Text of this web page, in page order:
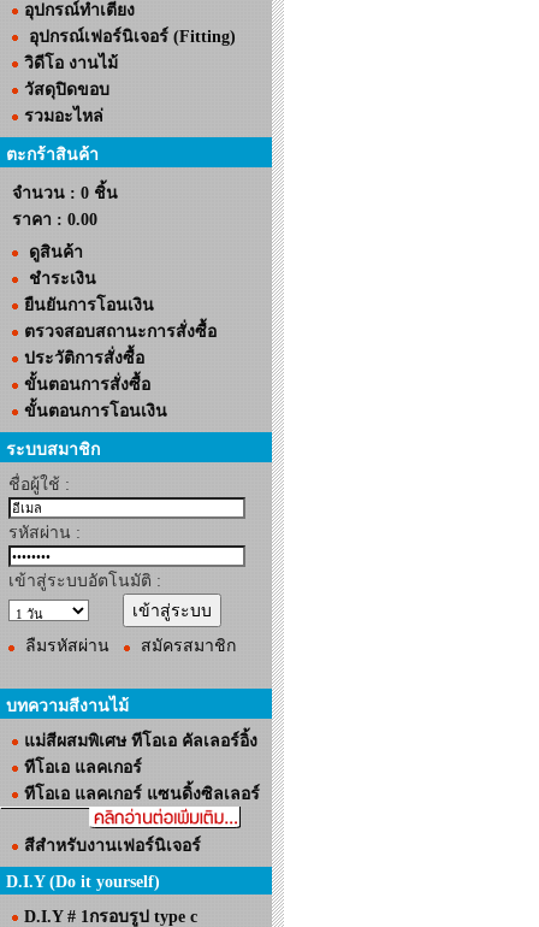
อุปกรณ์ทำเตียง
อุปกรณ์เฟอร์นิเจอร์ (Fitting)
วิดีโอ งานไม้
วัสดุปิดขอบ
รวมอะไหล่
ตะกร้าสินค้า
จำนวน : 0 ชิ้น
ราคา : 0.00
ดูสินค้า
ชำระเงิน
ยืนยันการโอนเงิน
ตรวจสอบสถานะการสั่งซื้อ
ประวัติการสั่งซื้อ
ขั้นตอนการสั่งซื้อ
ขั้นตอนการโอนเงิน
ระบบสมาชิก
ชื่อผู้ใช้ :
รหัสผ่าน :
เข้าสู่ระบบอัตโนมัติ :
ลืมรหัสผ่าน สมัครสมาชิก
บทความสีงานไม้
แม่สีผสมพิเศษ ทีโอเอ คัลเลอร์อิ้ง
ทีโอเอ แลคเกอร์
ทีโอเอ แลคเกอร์ แซนดิ้งซิลเลอร์
สีสำหรับงานเฟอร์นิเจอร์
D.I.Y (Do it yourself)
D.I.Y # 1กรอบรูป type c